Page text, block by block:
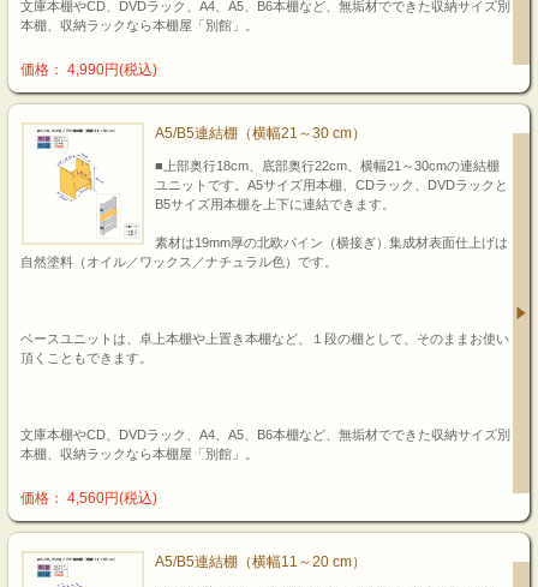
文庫本棚やCD、DVDラック、A4、A5、B6本棚など、無垢材でできた収納サイズ別
本棚、収納ラックなら本棚屋「別館」。
価格： 4,990円(税込)
A5/B5連結棚（横幅21～30 cm）
■上部奥行18cm、底部奥行22cm、横幅21～30cmの連結棚
ユニットです。A5サイズ用本棚、CDラック、DVDラックと
B5サイズ用本棚を上下に連結できます。
素材は19mm厚の北欧パイン（横接ぎ）集成材表面仕上げは
自然塗料（オイル／ワックス／ナチュラル色）です。
ベースユニットは、卓上本棚や上置き本棚など、１段の棚として、そのままお使い
頂くこともできます。
文庫本棚やCD、DVDラック、A4、A5、B6本棚など、無垢材でできた収納サイズ別
本棚、収納ラックなら本棚屋「別館」。
価格： 4,560円(税込)
A5/B5連結棚（横幅11～20 cm）